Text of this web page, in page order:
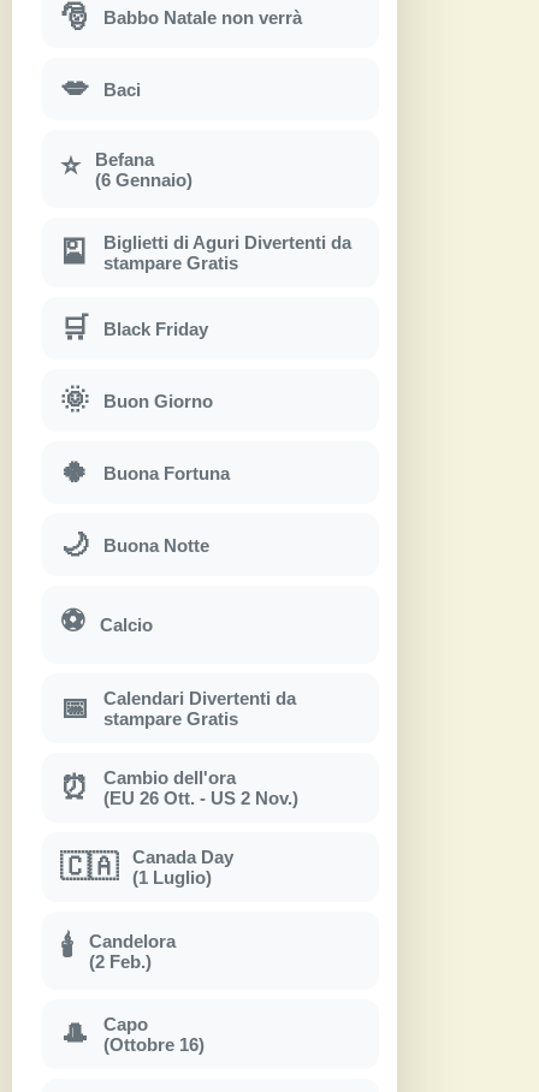
🎅 Babbo Natale non verrà
💋 Baci
⭐
Befana
(6 Gennaio)
🎴
Biglietti di Aguri Divertenti da
stampare Gratis
🛒 Black Friday
🌞 Buon Giorno
🍀 Buona Fortuna
🌙 Buona Notte
⚽ Calcio
📅
Calendari Divertenti da
stampare Gratis
⏰
Cambio dell'ora
(EU 26 Ott. - US 2 Nov.)
🇨🇦
Canada Day
(1 Luglio)
🕯
Candelora
(2 Feb.)
🎩
Capo
(Ottobre 16)